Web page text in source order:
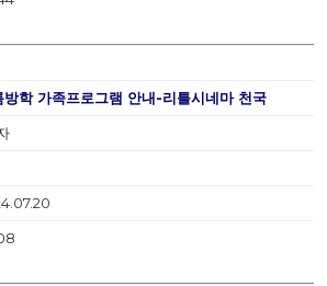
방학 가족프로그램 안내-리틀시네마 천국